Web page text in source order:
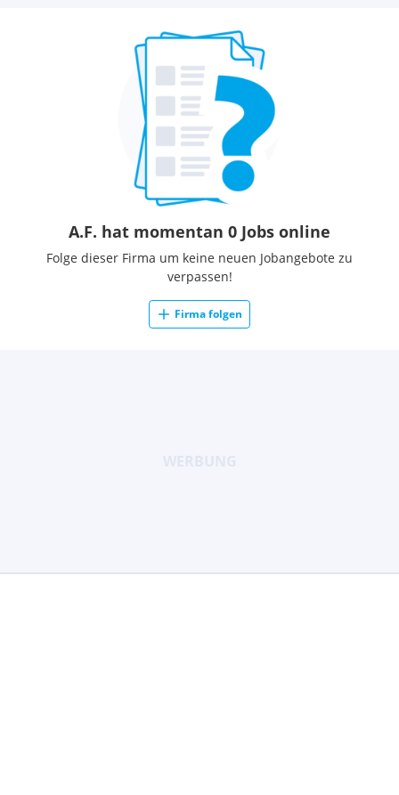
A.F. hat momentan 0 Jobs online
Folge dieser Firma um keine neuen Jobangebote zu
verpassen!
Firma folgen